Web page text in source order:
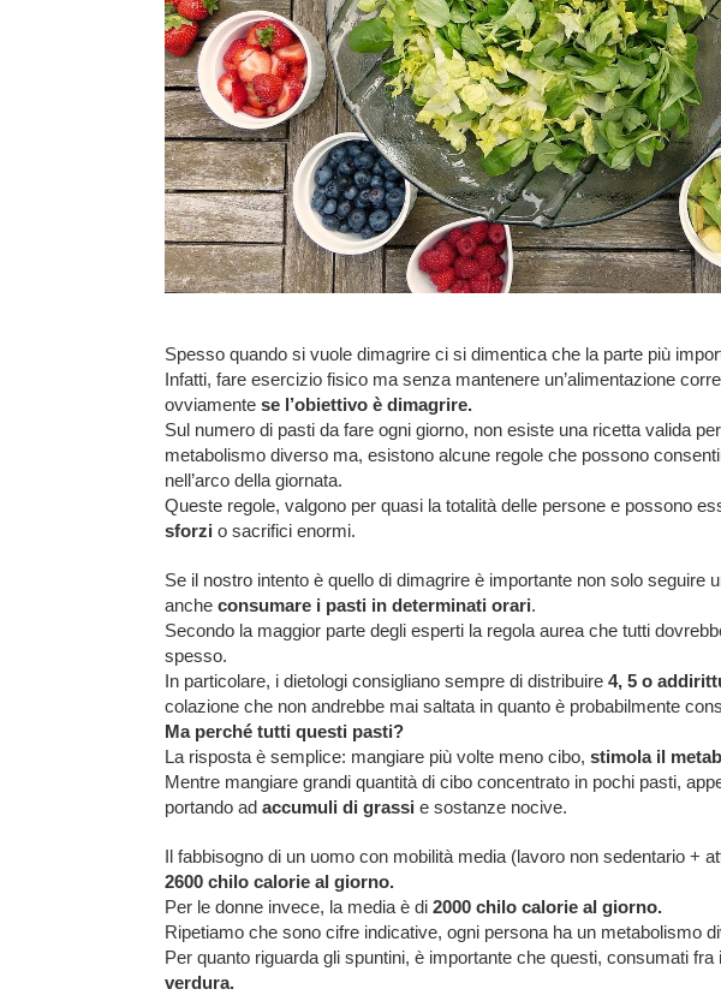
Spesso quando si vuole dimagrire ci si dimentica che la parte più
Infatti, fare esercizio fisico ma senza mantenere un’alimentazione
ovviamente se l’obiettivo è dimagrire.
Sul numero di pasti da fare ogni giorno, non esiste una ricetta valida
metabolismo diverso ma, esistono alcune regole che possono
nell’arco della giornata.
Queste regole, valgono per quasi la totalità delle persone e possono
sforzi o sacrifici enormi.
Se il nostro intento è quello di dimagrire è importante non solo seguire
anche consumare i pasti in determinati orari.
Secondo la maggior parte degli esperti la regola aurea che tutti
spesso.
In particolare, i dietologi consigliano sempre di distribuire 4, 5 o
colazione che non andrebbe mai saltata in quanto è probabilmente
Ma perché tutti questi pasti?
La risposta è semplice: mangiare più volte meno cibo, stimola il
Mentre mangiare grandi quantità di cibo concentrato in pochi pasti,
portando ad accumuli di grassi e sostanze nocive.
Il fabbisogno di un uomo con mobilità media (lavoro non sedentario +
2600 chilo calorie al giorno.
Per le donne invece, la media è di 2000 chilo calorie al giorno.
Ripetiamo che sono cifre indicative, ogni persona ha un metabolismo
Per quanto riguarda gli spuntini, è importante che questi, consumati fra
verdura.